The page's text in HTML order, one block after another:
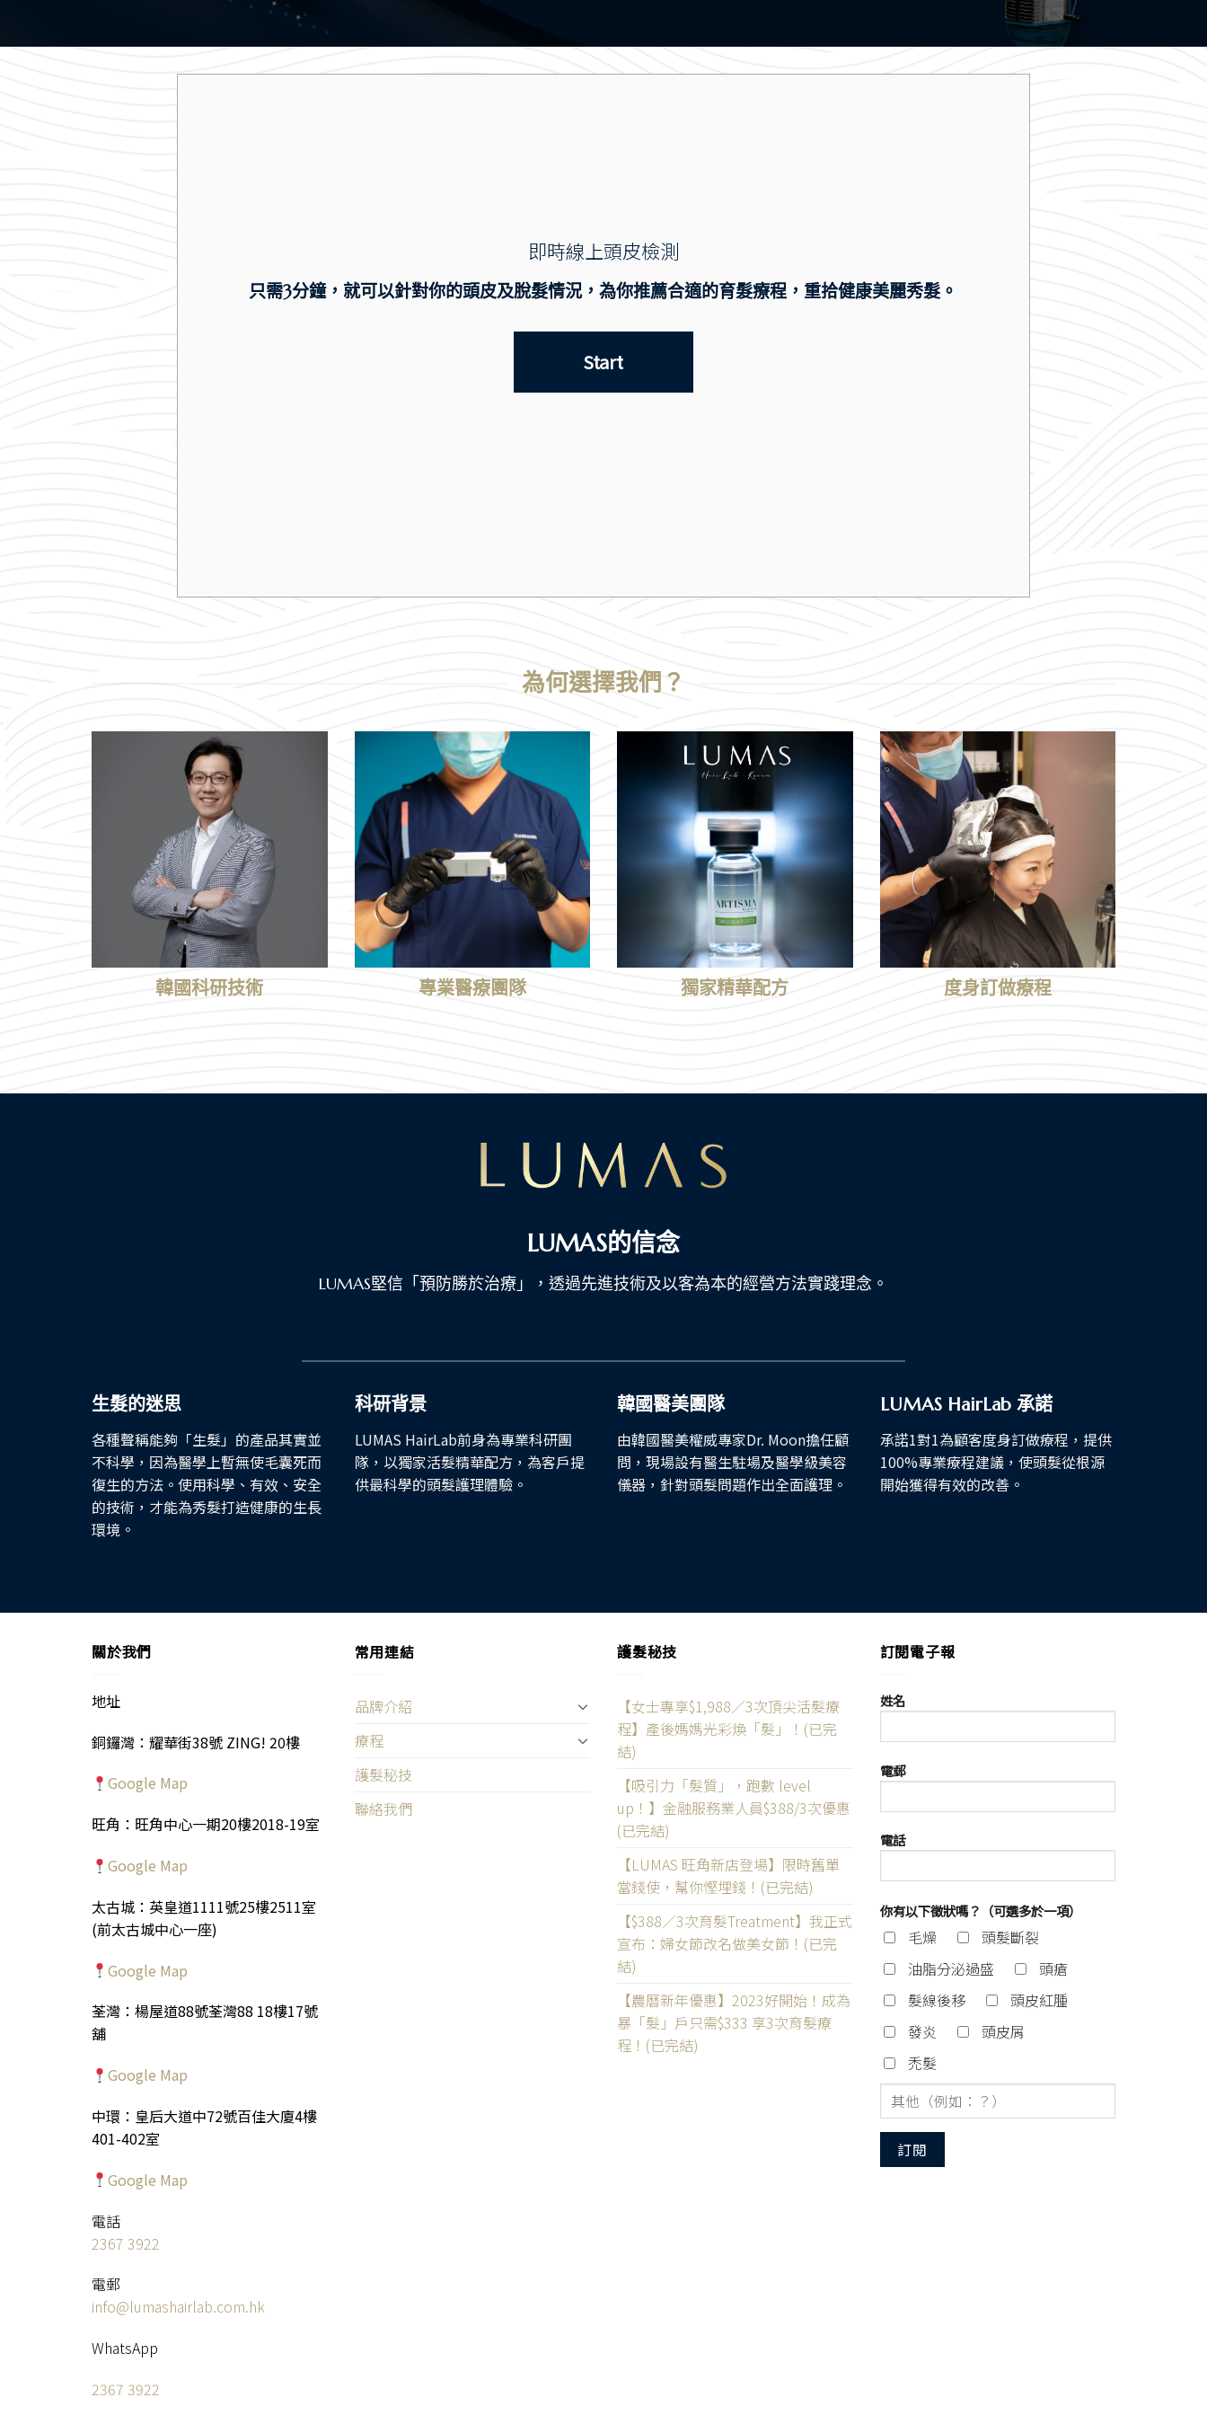
即時線上頭皮檢測
只需3分鐘，就可以針對你的頭皮及脫髮情況，為你推薦合適的育髮療程，重拾健康美麗秀髮。
為何選擇我們？
韓國科研技術 專業醫療團隊 獨家精華配方 度身訂做療程
LUMAS的信念
LUMAS堅信「預防勝於治療」，透過先進技術及以客為本的經營方法實踐理念。
生髮的迷思
各種聲稱能夠「生髮」的產品其實並
不科學，因為醫學上暫無使毛囊死而
復生的方法。使用科學、有效、安全
的技術，才能為秀髮打造健康的生長
環境。
科研背景
LUMAS HairLab前身為專業科研團
隊，以獨家活髮精華配方，為客戶提
供最科學的頭髮護理體驗。
韓國醫美團隊
由韓國醫美權威專家Dr. Moon擔任顧
問，現場設有醫生駐場及醫學級美容
儀器，針對頭髮問題作出全面護理。
LUMAS HairLab 承諾
承諾1對1為顧客度身訂做療程，提供
100%專業療程建議，使頭髮從根源
開始獲得有效的改善。
關於我們
地址
銅鑼灣：耀華街38號 ZING! 20樓
Google Map
旺角：旺角中心一期20樓2018-19室
Google Map
太古城：英皇道1111號25樓2511室
(前太古城中心一座)
Google Map
荃灣：楊屋道88號荃灣88 18樓17號
舖
Google Map
中環：皇后大道中72號百佳大廈4樓
401-402室
Google Map
電話
2367 3922
電郵
info@lumashairlab.com.hk
WhatsApp
2367 3922
常用連結
品牌介紹
療程
護髮秘技
聯絡我們
護髮秘技
【女士專享$1,988／3次頂尖活髮療
程】產後媽媽光彩煥「髮」！(已完
結)
【吸引力「髮質」，跑數 level
up！】金融服務業人員$388/3次優惠
(已完結)
【LUMAS 旺角新店登場】限時舊單
當錢使，幫你慳埋錢！(已完結)
【$388／3次育髮Treatment】我正式
宣布：婦女節改名做美女節！(已完
結)
【農曆新年優惠】2023好開始！成為
暴「髮」戶只需$333 享3次育髮療
程！(已完結)
訂閱電子報
姓名
電郵
電話
你有以下徵狀嗎？（可選多於一項）
毛燥
頭髮斷裂
油脂分泌過盛
頭瘡
髮線後移
頭皮紅腫
發炎
頭皮屑
禿髮